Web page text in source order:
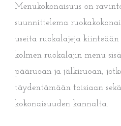
Menukokonaisuus on
suunnittelema
useita ruokalajeja
kolmen ruokalajin menu
pääruoan ja jälkiruoan,
täydentämään toisiaan
kokonaisuuden kannalta.